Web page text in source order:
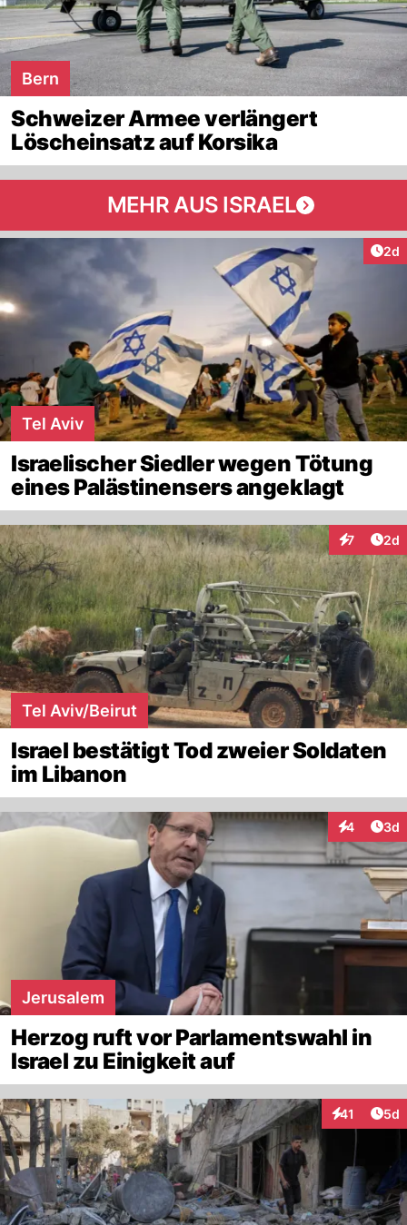
Bern
Schweizer Armee verlängert
Löscheinsatz auf Korsika
MEHR AUS ISRAEL
2d
Tel Aviv
Israelischer Siedler wegen Tötung
eines Palästinensers angeklagt
7 2d
Tel Aviv/Beirut
Israel bestätigt Tod zweier Soldaten
im Libanon
4 3d
Jerusalem
Herzog ruft vor Parlamentswahl in
Israel zu Einigkeit auf
41
Interaktionen
5d